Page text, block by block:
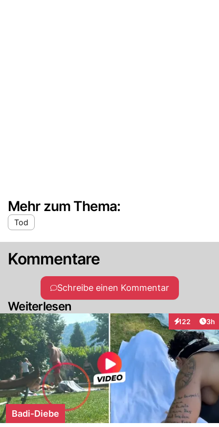
Mehr zum Thema:
Tod
Kommentare
Schreibe einen Kommentar
Weiterlesen
122
Interaktionen
3h
Badi-Diebe